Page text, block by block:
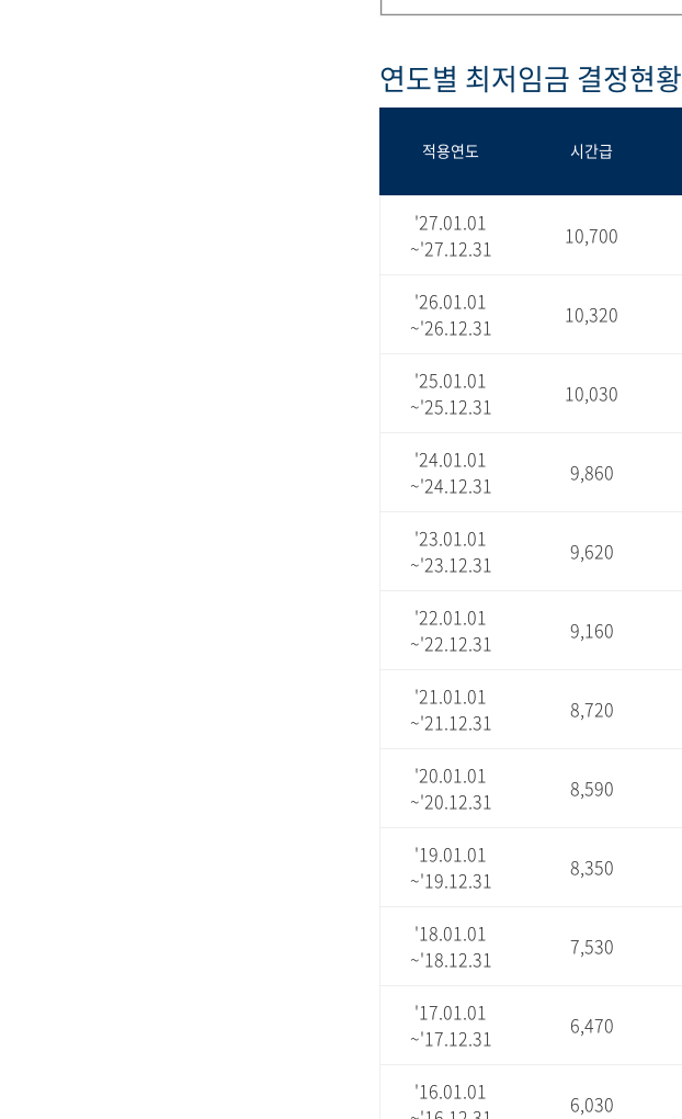
연도별 최저임금 결정현황
적용연도 시간급
'27.01.01
~'27.12.31
10,700
'26.01.01
~'26.12.31
10,320
'25.01.01
~'25.12.31
10,030
'24.01.01
~'24.12.31
9,860
'23.01.01
~'23.12.31
9,620
'22.01.01
~'22.12.31
9,160
'21.01.01
~'21.12.31
8,720
'20.01.01
~'20.12.31
8,590
'19.01.01
~'19.12.31
8,350
'18.01.01
~'18.12.31
7,530
'17.01.01
~'17.12.31
6,470
'16.01.01
6,030